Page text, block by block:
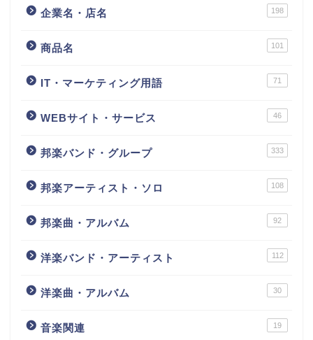
企業名・店名 198
商品名 101
IT・マーケティング用語 71
WEBサイト・サービス 46
邦楽バンド・グループ 333
邦楽アーティスト・ソロ 108
邦楽曲・アルバム 92
洋楽バンド・アーティスト 112
洋楽曲・アルバム 30
音楽関連 19